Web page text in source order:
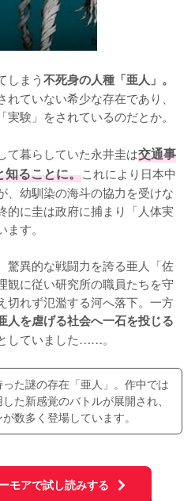
しまう不死身の人種「亜人」。
ていない希少な存在であり、
験」をされているのだとか。
て暮らしていた永井圭は交通事
知ることに。これにより日本中
、幼馴染の海斗の協力を受けな
的に圭は政府に捕まり「人体実
す。
驚異的な戦闘力を誇る亜人「佐
観に従い研究所の職員たちを守
切れず氾濫する河へ落下。一方
人を虐げる社会へ一石を投じる
していました……。
た謎の存在「亜人」。作中では
た新感覚のバトルが展開され、
数多く登場しています。
モアで試し読みする